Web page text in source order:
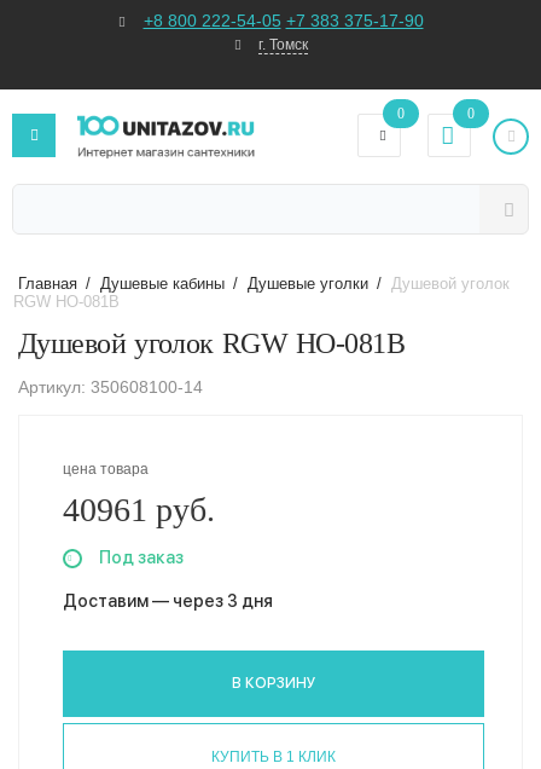
+8 800 222-54-05 +7 383 375-17-90
г. Томск
0 0
Главная / Душевые кабины / Душевые уголки / Душевой уголок
RGW HO-081B
Душевой уголок RGW HO-081B
Артикул: 350608100-14
цена товара
40961 руб.
Под заказ
Доставим — через 3 дня
В КОРЗИНУ
КУПИТЬ В 1 КЛИК